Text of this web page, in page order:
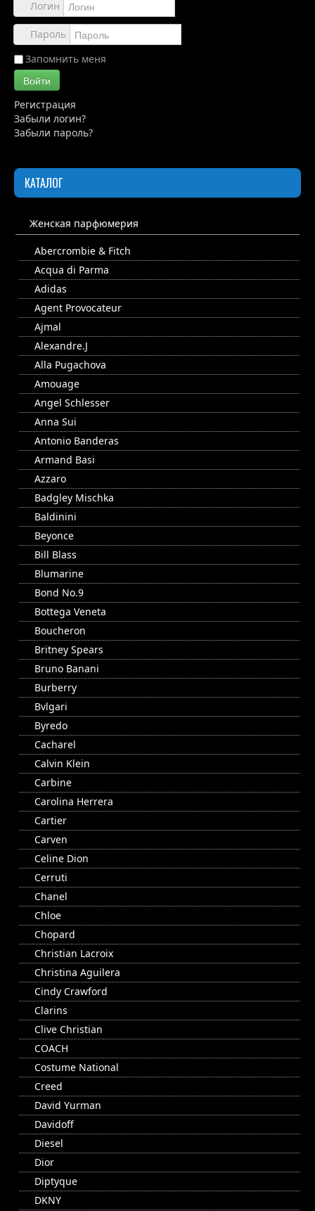
Каталог
Контакты
Логин
Пароль
Запомнить меня
Войти
Регистрация
Забыли логин?
Забыли пароль?
КАТАЛОГ
Женская парфюмерия
Abercrombie & Fitch
Acqua di Parma
Adidas
Agent Provocateur
Ajmal
Alexandre.J
Alla Pugachova
Amouage
Angel Schlesser
Anna Sui
Antonio Banderas
Armand Basi
Azzaro
Badgley Mischka
Baldinini
Beyonce
Bill Blass
Blumarine
Bond No.9
Bottega Veneta
Boucheron
Britney Spears
Bruno Banani
Burberry
Bvlgari
Byredo
Cacharel
Calvin Klein
Carbine
Carolina Herrera
Cartier
Carven
Celine Dion
Cerruti
Chanel
Chloe
Chopard
Christian Lacroix
Christina Aguilera
Cindy Crawford
Clarins
Clive Christian
COACH
Costume National
Creed
David Yurman
Davidoff
Diesel
Dior
Diptyque
DKNY